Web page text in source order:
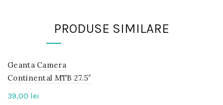
PRODUSE SIMILARE
IN
STOC
Geanta Camera
Continental MTB 27.5″
39,00 lei